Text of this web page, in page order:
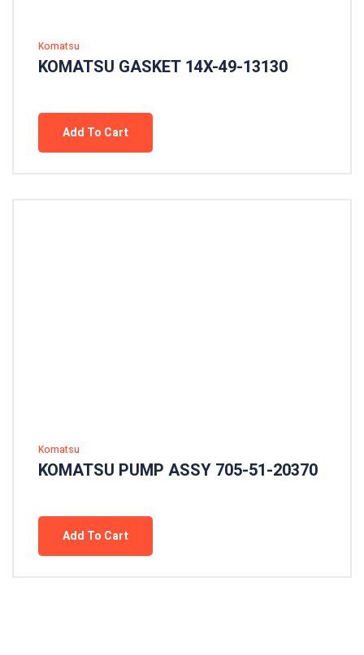
Komatsu
KOMATSU GASKET 14X-49-13130
Add To Cart
Komatsu
KOMATSU PUMP ASSY 705-51-20370
Add To Cart